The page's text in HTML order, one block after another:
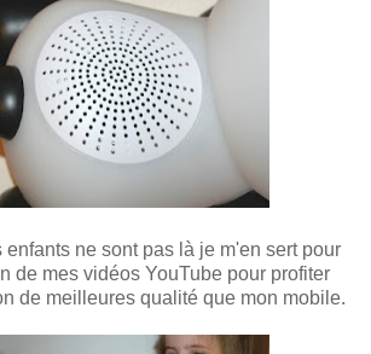
ne sont pas là je m'en sert pour
de mes vidéos YouTube pour profiter
de meilleures qualité que mon mobile.